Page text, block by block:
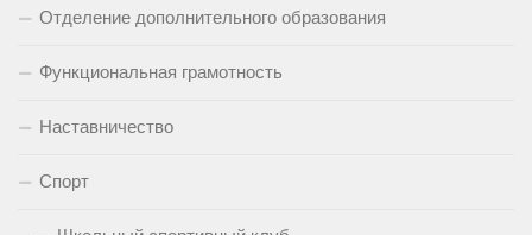
Отделение дополнительного образования
Функциональная грамотность
Наставничество
Спорт